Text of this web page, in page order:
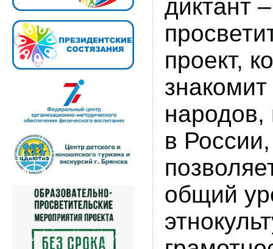
диктант
проект,
знакомит
в
общий